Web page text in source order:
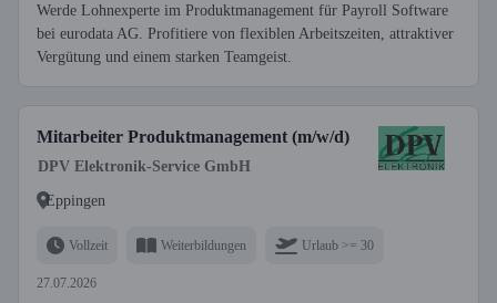
Werde Lohnexperte im Produktmanagement für Payroll Software
bei eurodata AG. Profitiere von flexiblen Arbeitszeiten, attraktiver
Vergütung und einem starken Teamgeist.
Mitarbeiter Produktmanagement (m/w/d)
DPV Elektronik-Service GmbH
Eppingen
Vollzeit Weiterbildungen Urlaub >= 30
27.07.2026